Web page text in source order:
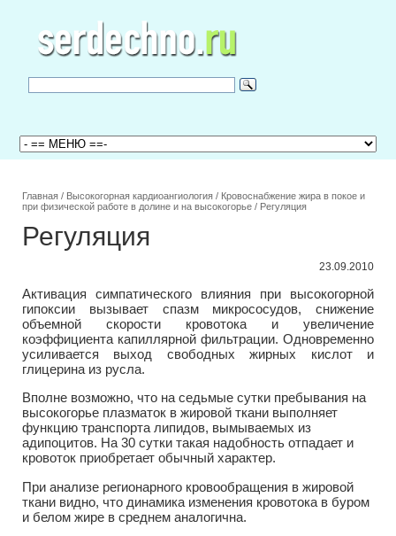
Главная / Высокогорная кардиоангиология / Кровоснабжение жира в покое и
при физической работе в долине и на высокогорье / Регуляция
Регуляция
23.09.2010
Активация симпатического влияния при высокогорной
гипоксии вызывает спазм микрососудов, снижение
объемной скорости кровотока и увеличение
коэффициента капиллярной фильтрации. Одновременно
усиливается выход свободных жирных кислот и
глицерина из русла.
Вполне возможно, что на седьмые сутки пребывания на
высокогорье плазматок в жировой ткани выполняет
функцию транспорта липидов, вымываемых из
адипоцитов. На 30 сутки такая надобность отпадает и
кровоток приобретает обычный характер.
При анализе регионарного кровообращения в жировой
ткани видно, что динамика изменения кровотока в буром
и белом жире в среднем аналогична.